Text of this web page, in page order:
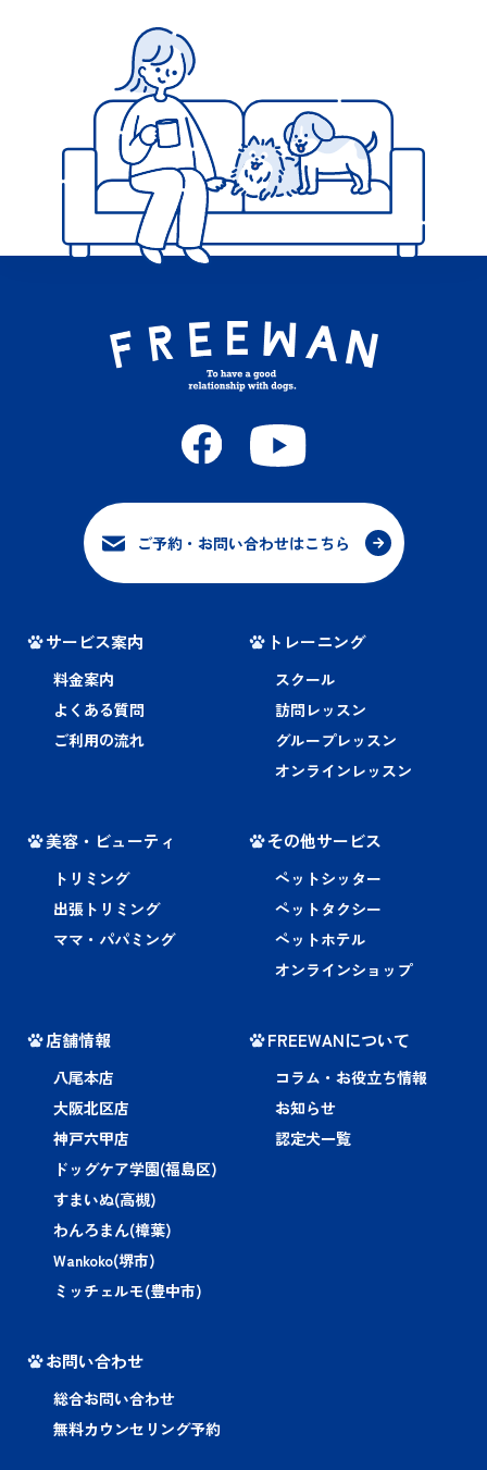
ご予約・お問い合わせはこちら
サービス案内
料金案内
よくある質問
ご利用の流れ
トレーニング
スクール
訪問レッスン
グループレッスン
オンラインレッスン
美容・ビューティ
トリミング
出張トリミング
ママ・パパミング
その他サービス
ペットシッター
ペットタクシー
ペットホテル
オンラインショップ
店舗情報
八尾本店
大阪北区店
神戸六甲店
ドッグケア学園(福島区)
すまいぬ(高槻)
わんろまん(樟葉)
Wankoko(堺市)
ミッチェルモ(豊中市)
FREEWANについて
コラム・お役立ち情報
お知らせ
認定犬一覧
お問い合わせ
総合お問い合わせ
無料カウンセリング予約